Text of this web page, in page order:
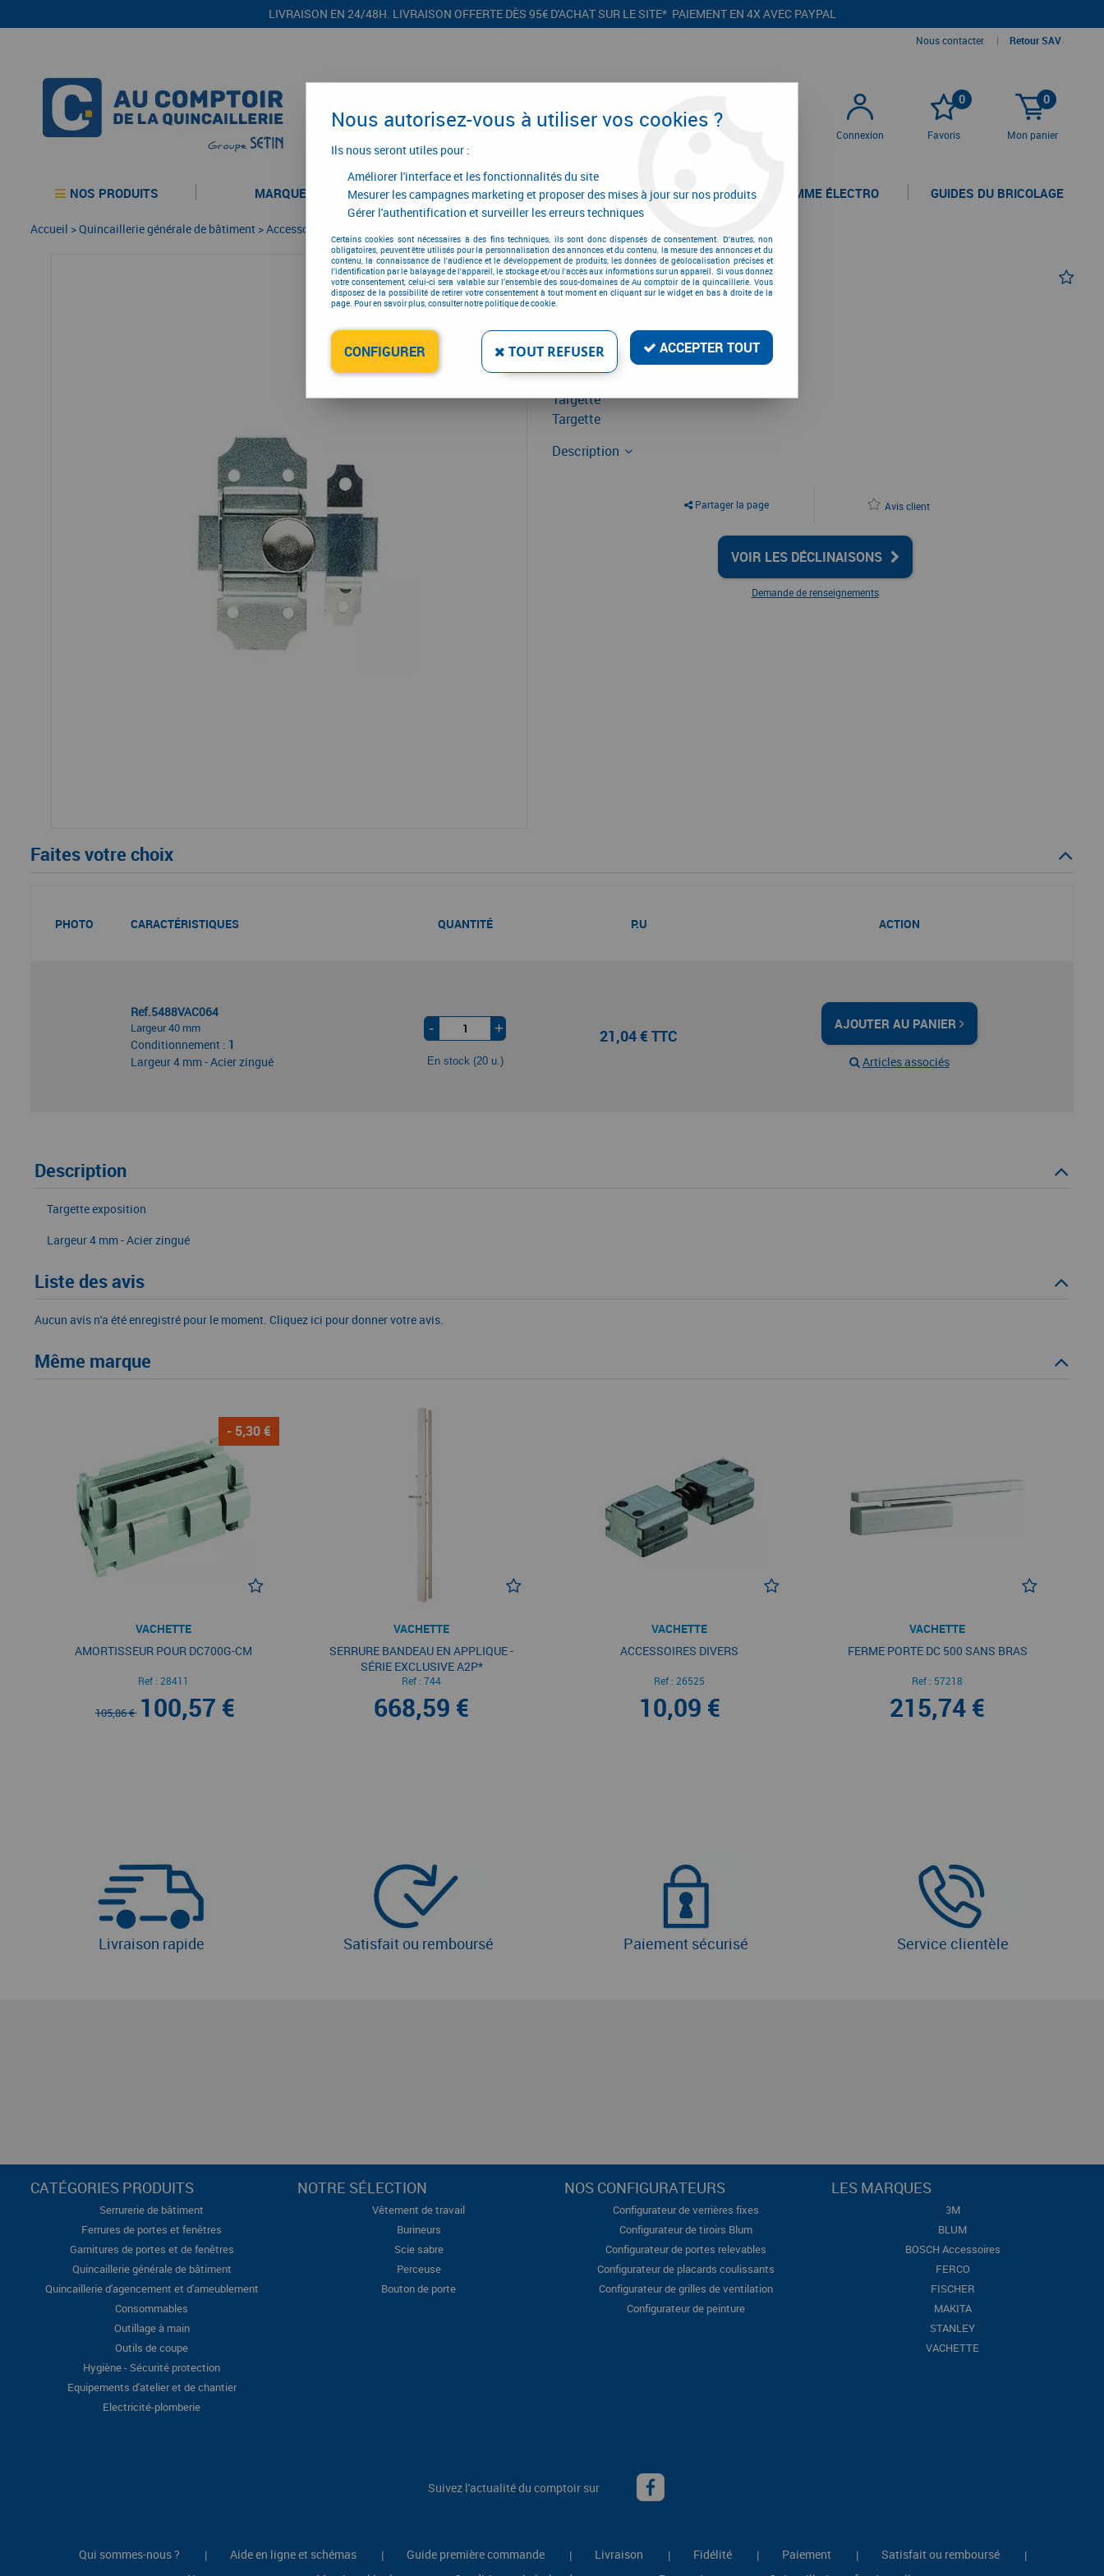
LIVRAISON EN 24/48H. LIVRAISON OFFERTE DÈS 95€ D'ACHAT SUR LE SITE* PAIEMENT EN 4X AVEC PAYPAL
Nous contacter | Retour SAV
Connexion
0
Favoris
0
Mon panier
NOS PRODUITS MARQUES CONFIGURATEURS PROMOTIONS LA GAMME ÉLECTRO GUIDES DU BRICOLAGE
Accueil >Quincaillerie générale de bâtiment >Accessoires pour la porte
TARGETTE EXPOSITION
Réf. :5488
21,04 €TTC
Targette
Targette
Description
Partager la page Avis client
VOIR LES DÉCLINAISONS
Demande de renseignements
Faites votre choix
PHOTO CARACTÉRISTIQUES QUANTITÉ P.U ACTION
Ref.5488VAC064
Largeur 40 mm
Conditionnement : 1
Largeur 4 mm - Acier zingué
- +
En stock (20 u.)
21,04 € TTC
AJOUTER AU PANIER
Articles associés
Description
Targette exposition
Largeur 4 mm - Acier zingué
Liste des avis
Aucun avis n'a été enregistré pour le moment. Cliquez ici pour donner votre avis.
Même marque
- 5,30 €
VACHETTE
AMORTISSEUR POUR DC700G-CM
Ref : 28411
105,86 € 100,57 €
VACHETTE
SERRURE BANDEAU EN APPLIQUE -
SÉRIE EXCLUSIVE A2P*
Ref : 744
668,59 €
VACHETTE
ACCESSOIRES DIVERS
Ref : 26525
10,09 €
VACHETTE
FERME PORTE DC 500 SANS BRAS
Ref : 57218
215,74 €
Livraison rapide Satisfait ou remboursé Paiement sécurisé Service clientèle
CATÉGORIES PRODUITS
Serrurerie de bâtiment
Ferrures de portes et fenêtres
Garnitures de portes et de fenêtres
Quincaillerie générale de bâtiment
Quincaillerie d'agencement et d'ameublement
Consommables
Outillage à main
Outils de coupe
Hygiène - Sécurité protection
Equipements d'atelier et de chantier
Electricité-plomberie
NOTRE SÉLECTION
Vêtement de travail
Burineurs
Scie sabre
Perceuse
Bouton de porte
NOS CONFIGURATEURS
Configurateur de verrières fixes
Configurateur de tiroirs Blum
Configurateur de portes relevables
Configurateur de placards coulissants
Configurateur de grilles de ventilation
Configurateur de peinture
LES MARQUES
3M
BLUM
BOSCH Accessoires
FERCO
FISCHER
MAKITA
STANLEY
VACHETTE
Suivez l'actualité du comptoir sur
Qui sommes-nous ? | Aide en ligne et schémas | Guide première commande | Livraison | Fidélité | Paiement | Satisfait ou remboursé
|
Nous autorisez-vous à utiliser vos cookies ?
Ils nous seront utiles pour :
Améliorer l'interface et les fonctionnalités du site
Mesurer les campagnes marketing et proposer des mises à jour sur nos produits
Gérer l'authentification et surveiller les erreurs techniques
Certains cookies sont nécessaires à des fins techniques, ils sont donc dispensés de consentement. D'autres, non
obligatoires, peuvent être utilisés pour la personnalisation des annonces et du contenu, la mesure des annonces et du
contenu, la connaissance de l'audience et le développement de produits, les données de géolocalisation précises et
l'identification par le balayage de l'appareil, le stockage et/ou l'accès aux informations sur un appareil. Si vous donnez
votre consentement, celui-ci sera valable sur l’ensemble des sous-domaines de Au comptoir de la quincaillerie. Vous
disposez de la possibilité de retirer votre consentement à tout moment en cliquant sur le widget en bas à droite de la
page. Pour en savoir plus, consulter notre politique de cookie.
CONFIGURER TOUT REFUSER ACCEPTER TOUT